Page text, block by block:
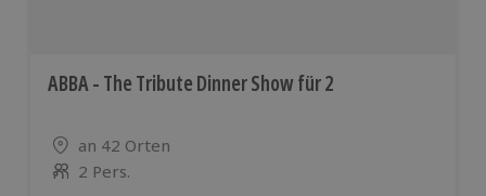
ABBA - The Tribute Dinner Show für 2
Standort
an 42 Orten
Anzahl der Teilnehmer
2 Pers.